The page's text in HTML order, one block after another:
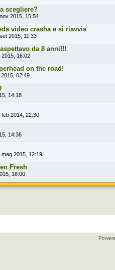
scegliere?
2015, 15:54
video crasha e si riavvia
2015, 11:33
da 8 anni!!!
2015, 16:02
on the road!
02:49
14:18
feb 2014, 22:30
14:36
mag 2015, 12:19
Fresh
18:00